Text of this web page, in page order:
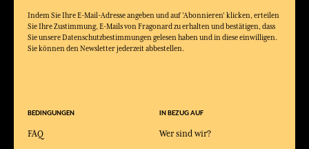
Indem Sie Ihre E-Mail-Adresse angeben und auf 'Abonnieren' klicken, erteilen
Sie Ihre Zustimmung, E-Mails von Fragonard zu erhalten und bestätigen, dass
Sie unsere Datenschutzbestimmungen gelesen haben und in diese einwilligen.
Sie können den Newsletter jederzeit abbestellen.
BEDINGUNGEN
FAQ
IN BEZUG AUF
Wer sind wir?